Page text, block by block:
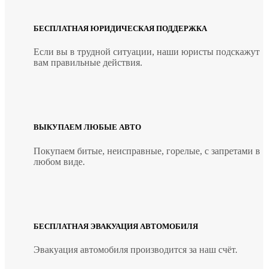
БЕСПЛАТНАЯ ЮРИДИЧЕСКАЯ ПОДДЕРЖКА
Если вы в трудной ситуации, наши юристы подскажут
вам правильные действия.
ВЫКУПАЕМ ЛЮБЫЕ АВТО
Покупаем битые, неисправные, горелые, с запретами в
любом виде.
БЕСПЛАТНАЯ ЭВАКУАЦИЯ АВТОМОБИЛЯ
Эвакуация автомобиля производится за наш счёт.